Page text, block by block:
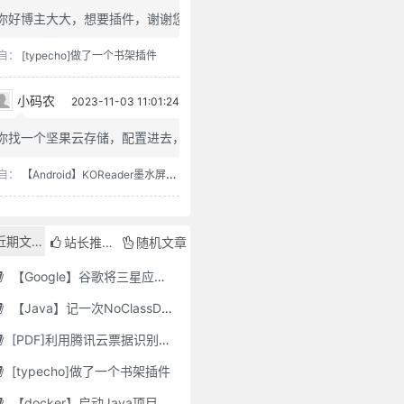
好博主大大，想要插件，谢谢您
： [typecho]做了一个书架插件
小码农 2023-11-03 11:01:24
找一个坚果云存储，配置进去，...
： 【Android】KOReader墨水屏用阅读器
期文章 站长推荐 随机文章
【Google】谷歌将三星应用程序标记为“有害”，并要求用户删除它们
【Java】记一次NoClassDefFoundError错误修复
[PDF]利用腾讯云票据识别接口自动修改PDF文件名
[typecho]做了一个书架插件